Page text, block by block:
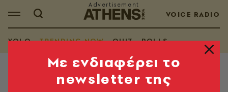
VOICE RADIO
YOLO TRENDING NOW QUIZ POLLS
TRENDING NOW
Mε ενδιαφέρει το
newsletter της